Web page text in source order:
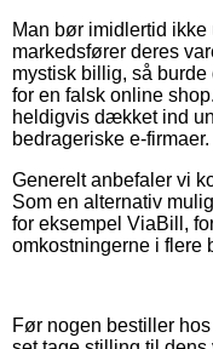
Man bør imidlertid
markedsfører deres
mystisk billig, så
for en falsk online
heldigvis dækket ind
bedrageriske e-firmaer.
Generelt anbefaler vi
Som en alternativ
for eksempel ViaBill,
omkostningerne i flere
Før nogen bestiller